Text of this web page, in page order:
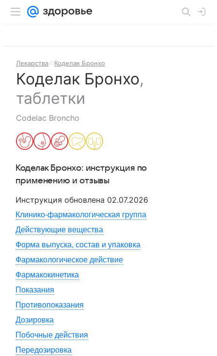
Лекарства Коделак Бронхо
Коделак Бронхо,
таблетки
Codelac Broncho
Коделак Бронхо: инструкция по
применению и отзывы
Инструкция обновлена 02.07.2026
Клинико-фармакологическая группа
Действующие вещества
Форма выпуска, состав и упаковка
Фармакологическое действие
Фармакокинетика
Показания
Противопоказания
Дозировка
Побочные действия
Передозировка